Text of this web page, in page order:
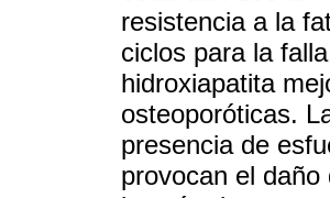
resistencia a la
ciclos para la
hidroxiapatita
osteoporóticas.
presencia de
provocan el